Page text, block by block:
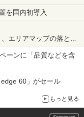
を国内初導入
エリアマップの落とし
ーンに「品質などを含
60」がセール
もっと見る